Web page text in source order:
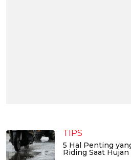
TIPS
5 Hal Penting
Riding Saat Hujan